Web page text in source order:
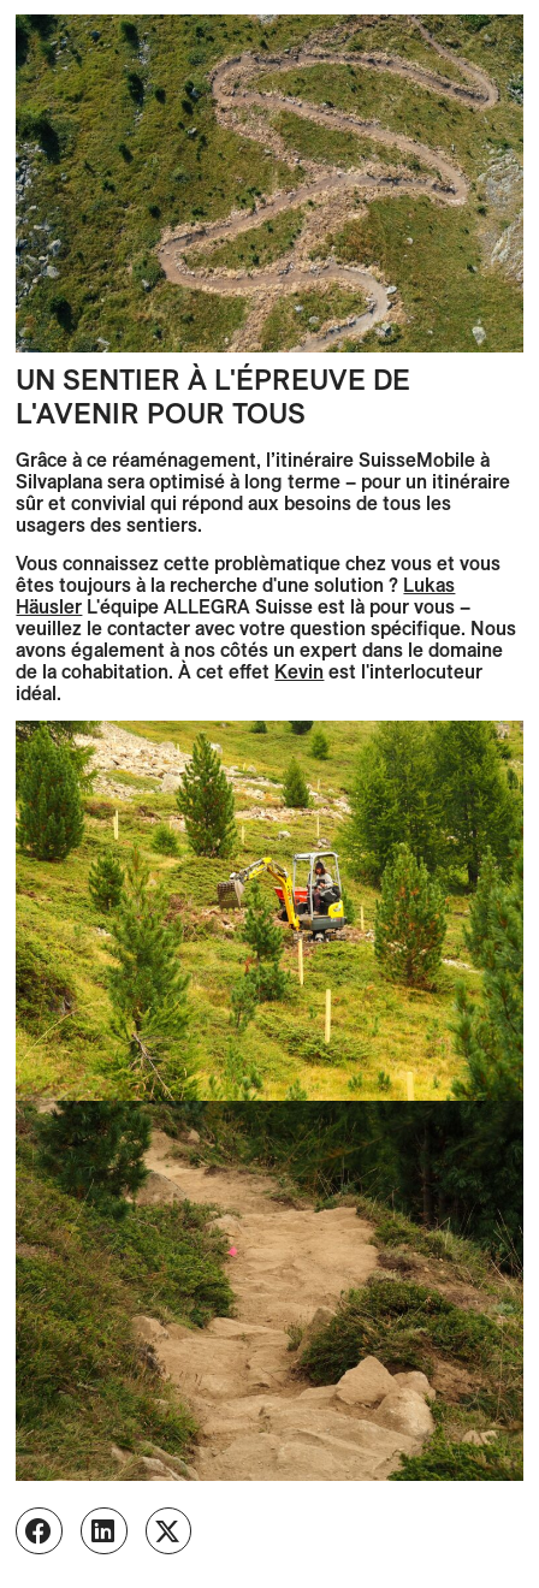
UN SENTIER À L'ÉPREUVE DE
L'AVENIR POUR TOUS
Grâce à ce réaménagement, l’itinéraire SuisseMobile à
Silvaplana sera optimisé à long terme – pour un itinéraire
sûr et convivial qui répond aux besoins de tous les
usagers des sentiers.
Vous connaissez cette problèmatique chez vous et vous
êtes toujours à la recherche d'une solution ? Lukas
Häusler L'équipe ALLEGRA Suisse est là pour vous –
veuillez le contacter avec votre question spécifique. Nous
avons également à nos côtés un expert dans le domaine
de la cohabitation. À cet effet Kevin est l'interlocuteur
idéal.